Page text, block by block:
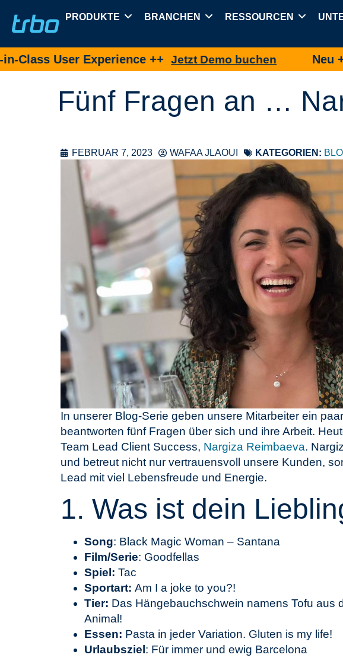
PRODUKTE BRANCHEN RESSOURCEN
Experience ++Jetzt Demo buchen Neu ++ trbo
Fünf Fragen an …
FEBRUAR 7, 2023 WAFAA JLAOUI KATEGORIEN:
In unserer Blog-Serie geben unsere Mitarbeiter ein
beantworten fünf Fragen über sich und ihre Arbeit.
Team Lead Client Success, Nargiza Reimbaeva.
und betreut nicht nur vertrauensvoll unsere Kunden,
Lead mit viel Lebensfreude und Energie.
1. Was ist dein
Song: Black Magic Woman – Santana
Film/Serie: Goodfellas
Spiel: Tac
Sportart: Am I a joke to you?!
Tier: Das Hängebauchschwein namens Tofu aus
Animal!
Essen: Pasta in jeder Variation. Gluten is my life!
Urlaubsziel : Für immer und ewig Barcelona